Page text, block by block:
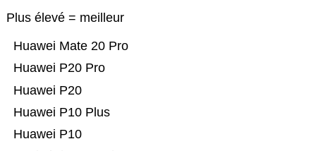
Plus élevé = meilleur
Huawei P10
Huawei P10 Plus
Huawei P20
Huawei P20 Pro
Huawei Mate 20 Pro